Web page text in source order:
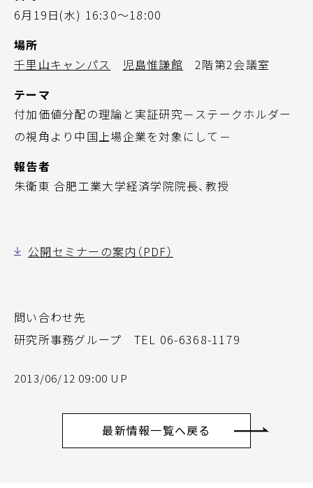
6月19日(水) 16:30～18:00
場所
千里山キャンパス
児島惟謙館 2階第2会議室
テーマ
付加価値分配の理論と実証研究－ステークホルダー
の視角より中国上場企業を対象にして－
報告者
朱衛東 合肥工業大学経済学院院長、教授
公開セミナーの案内（PDF）
問い合わせ先
研究所事務グループ TEL 06-6368-1179
2013/06/12 09:00 UP
最新情報一覧へ戻る